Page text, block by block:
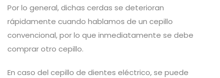
Por lo general, dichas cerdas se deterioran
rápidamente cuando hablamos de un cepillo
convencional, por lo que inmediatamente se debe
comprar otro cepillo.
En caso del cepillo de dientes eléctrico, se puede